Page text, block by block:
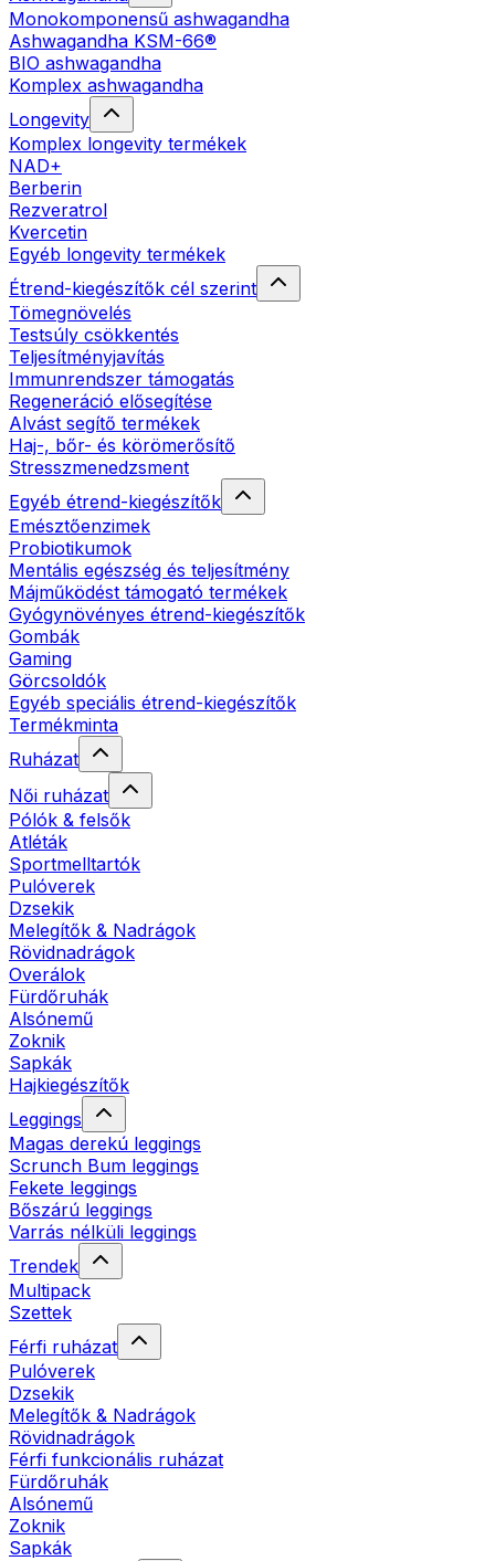
Monokomponensű ashwagandha
Ashwagandha KSM-66®
BIO ashwagandha
Komplex ashwagandha
Longevity
Komplex longevity termékek
NAD+
Berberin
Rezveratrol
Kvercetin
Egyéb longevity termékek
Étrend-kiegészítők cél szerint
Tömegnövelés
Testsúly csökkentés
Teljesítményjavítás
Immunrendszer támogatás
Regeneráció elősegítése
Alvást segítő termékek
Haj-, bőr- és körömerősítő
Stresszmenedzsment
Egyéb étrend-kiegészítők
Emésztőenzimek
Probiotikumok
Mentális egészség és teljesítmény
Májműködést támogató termékek
Gyógynövényes étrend-kiegészítők
Gombák
Gaming
Görcsoldók
Egyéb speciális étrend-kiegészítők
Termékminta
Ruházat
Női ruházat
Pólók & felsők
Atléták
Sportmelltartók
Pulóverek
Dzsekik
Melegítők & Nadrágok
Rövidnadrágok
Overálok
Fürdőruhák
Alsónemű
Zoknik
Sapkák
Hajkiegészítők
Leggings
Magas derekú leggings
Scrunch Bum leggings
Fekete leggings
Bőszárú leggings
Varrás nélküli leggings
Trendek
Multipack
Szettek
Férfi ruházat
Pulóverek
Dzsekik
Melegítők & Nadrágok
Rövidnadrágok
Férfi funkcionális ruházat
Fürdőruhák
Alsónemű
Zoknik
Sapkák